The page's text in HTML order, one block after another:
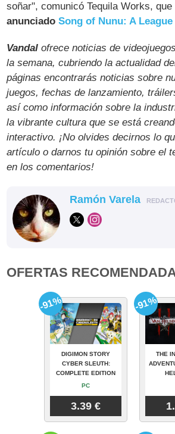
soñar", comunicó Tequila Works, que
anunciadoSong of Nunu: A
Vandal ofrece noticias de
la semana, cubriendo la actualidad
páginas encontrarás noticias sobre
juegos, fechas de lanzamiento,
así como información sobre la
la vibrante cultura que se está
interactivo. ¡No olvides decirnos lo
artículo o darnos tu opinión sobre el
en los comentarios!
Ramón Varela
OFERTAS
DIGIMON STORY
CYBER SLEUTH:
COMPLETE EDITION
PC
3.39 €
-91%
THE
-91%